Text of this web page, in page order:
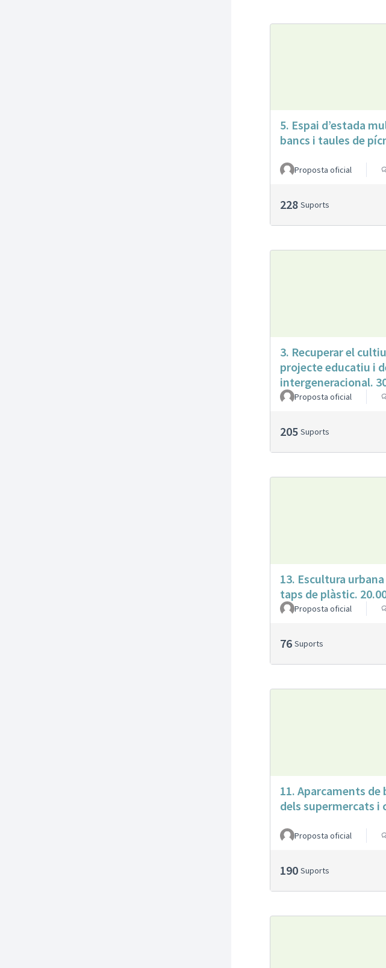
5. Espai d’estada
bancs i taules de
Proposta oficial
228 Suports
3. Recuperar el
projecte educatiu i
intergeneracional.
Proposta oficial
205 Suports
13. Escultura
taps de plàstic.
Proposta oficial
76 Suports
11. Aparcaments de
dels supermercats i
Proposta oficial
190 Suports